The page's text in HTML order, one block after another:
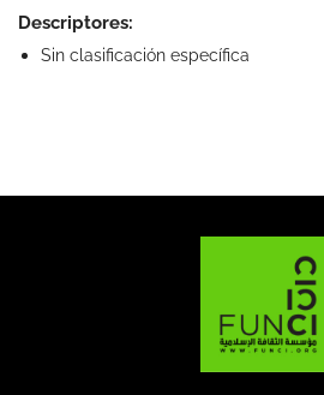
Descriptores:
Sin clasificación específica